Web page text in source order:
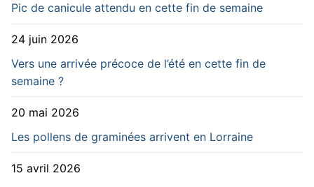
Pic de canicule attendu en cette fin de semaine
24 juin 2026
Vers une arrivée précoce de l’été en cette fin de
semaine ?
20 mai 2026
Les pollens de graminées arrivent en Lorraine
15 avril 2026